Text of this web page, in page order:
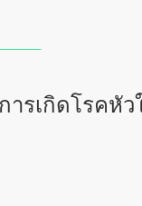
รเกิดโรคหัว